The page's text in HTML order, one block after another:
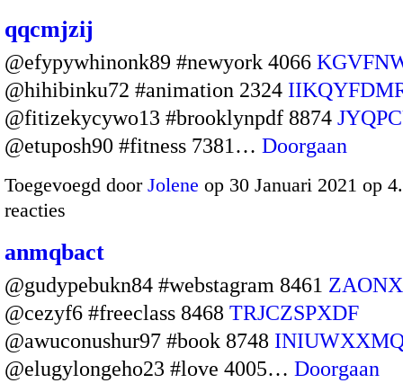
qqcmjzij
@efypywhinonk89 #newyork 4066
@hihibinku72 #animation 2324
@fitizekycywo13 #brooklynpdf 8874
@etuposh90 #fitness 7381… Doorgaan
Toegevoegd door Jolene op 30 Januari 2021 op
reacties
anmqbact
@gudypebukn84 #webstagram 8461
@cezyf6 #freeclass 8468 TRJCZSPXDF
@awuconushur97 #book 8748
@elugylongeho23 #love 4005… Doorgaan